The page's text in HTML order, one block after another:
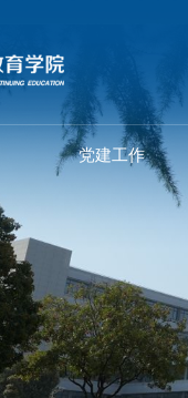
党建工作